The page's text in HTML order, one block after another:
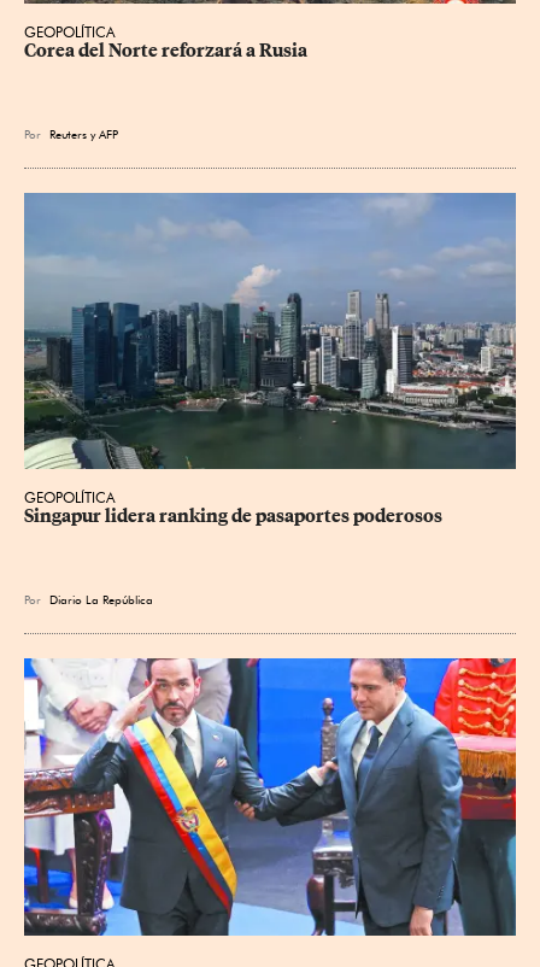
GEOPOLÍTICA
Corea del Norte reforzará a Rusia
Por Reuters yAFP
GEOPOLÍTICA
Singapur lidera ranking de pasaportes poderosos
Por Diario La República